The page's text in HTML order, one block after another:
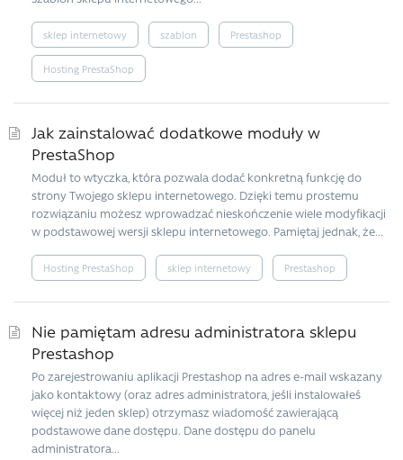
sklep internetowy szablon Prestashop
Hosting PrestaShop
Jak zainstalować dodatkowe moduły w
PrestaShop
Moduł to wtyczka, która pozwala dodać konkretną funkcję do
strony Twojego sklepu internetowego. Dzięki temu prostemu
rozwiązaniu możesz wprowadzać nieskończenie wiele modyfikacji
w podstawowej wersji sklepu internetowego. Pamiętaj jednak, że...
Hosting PrestaShop sklep internetowy Prestashop
Nie pamiętam adresu administratora sklepu
Prestashop
Po zarejestrowaniu aplikacji Prestashop na adres e-mail wskazany
jako kontaktowy (oraz adres administratora, jeśli instalowałeś
więcej niż jeden sklep) otrzymasz wiadomość zawierającą
podstawowe dane dostępu. Dane dostępu do panelu
administratora...